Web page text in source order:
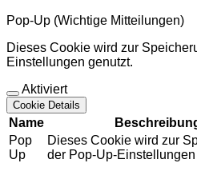
Pop-Up (Wichtige Mitteilungen)
Dieses Cookie wird zur
Einstellungen genutzt.
Aktiviert
Cookie Details
Name
Pop
Up
Dieses Cookie wird zur
der Pop-Up-Einstellungen